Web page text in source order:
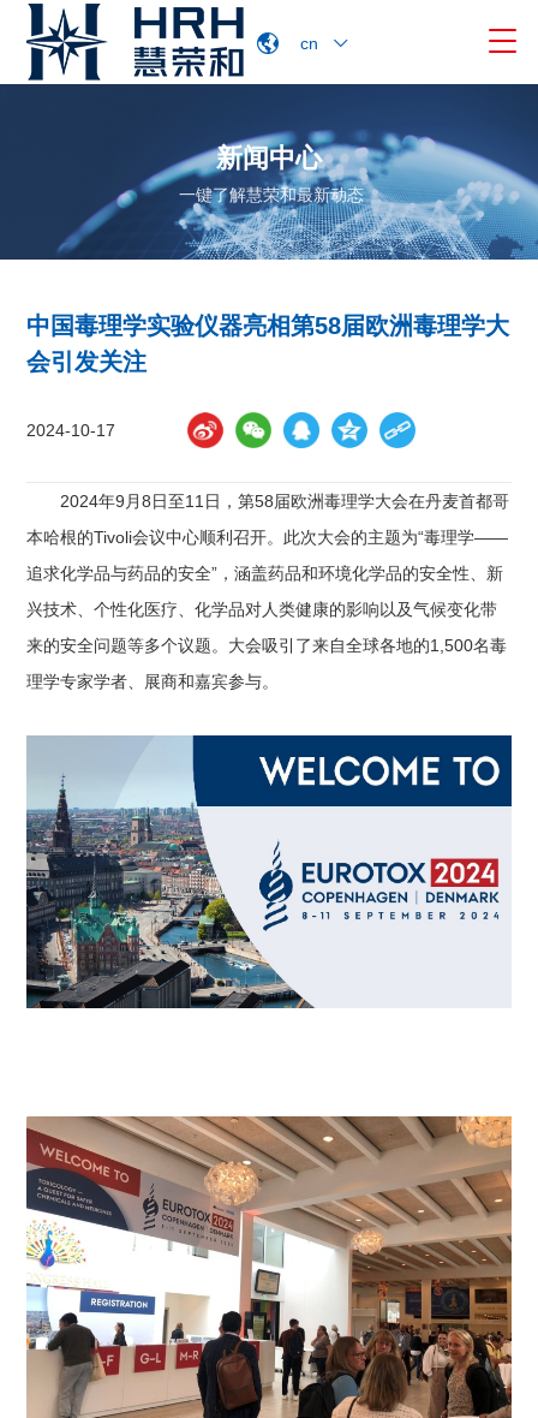
cn 
新闻中心
一键了解慧荣和最新动态
中国毒理学实验仪器亮相第58届欧洲毒理学大
会引发关注
2024-10-17
2024年9月8日至11日，第58届欧洲毒理学大会在丹麦首都哥
本哈根的Tivoli会议中心顺利召开。此次大会的主题为“毒理学——
追求化学品与药品的安全”，涵盖药品和环境化学品的安全性、新
兴技术、个性化医疗、化学品对人类健康的影响以及气候变化带
来的安全问题等多个议题。大会吸引了来自全球各地的1,500名毒
理学专家学者、展商和嘉宾参与。